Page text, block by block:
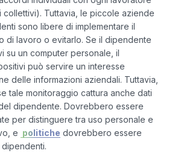
Tuttavia, le piccole aziende
sono libere di implementare il
di lavoro o evitarlo. Se il dipendente
su un computer personale, il
può servire un interesse
delle informazioni aziendali. Tuttavia,
tale monitoraggio cattura anche dati
dipendente. Dovrebbero essere
per distinguere tra uso personale e
e politiche dovrebbero essere